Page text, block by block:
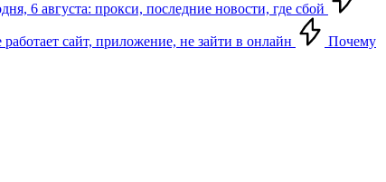
6 августа: прокси, последние новости, где сбой
сайт, приложение, не зайти в онлайн
Почему